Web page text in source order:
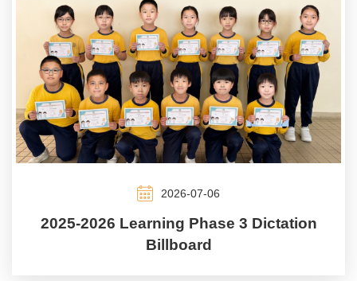
2026-07-06
2025-2026 Learning Phase 3 Dictation
Billboard